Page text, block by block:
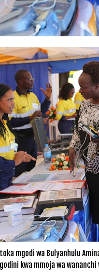
mgodi wa Bulyanhulu
kwa mmoja wa